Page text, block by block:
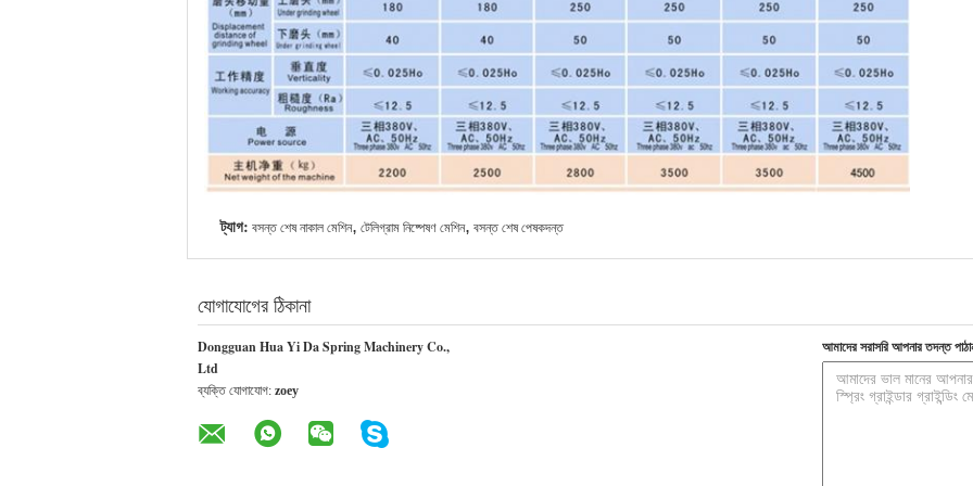
ট্যাগ: বসন্ত শেষ নাকাল মেশিন, টেলিগ্রাম নিষ্পেষণ মেশিন, বসন্ত শেষ পেষকদন্ত
যোগাযোগের ঠিকানা
Dongguan Hua Yi Da Spring Machinery Co.,
Ltd
ব্যক্তি যোগাযোগ: zoey
আমাদের সরাসরি আপনার তদন্ত